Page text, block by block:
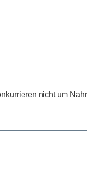
nicht um